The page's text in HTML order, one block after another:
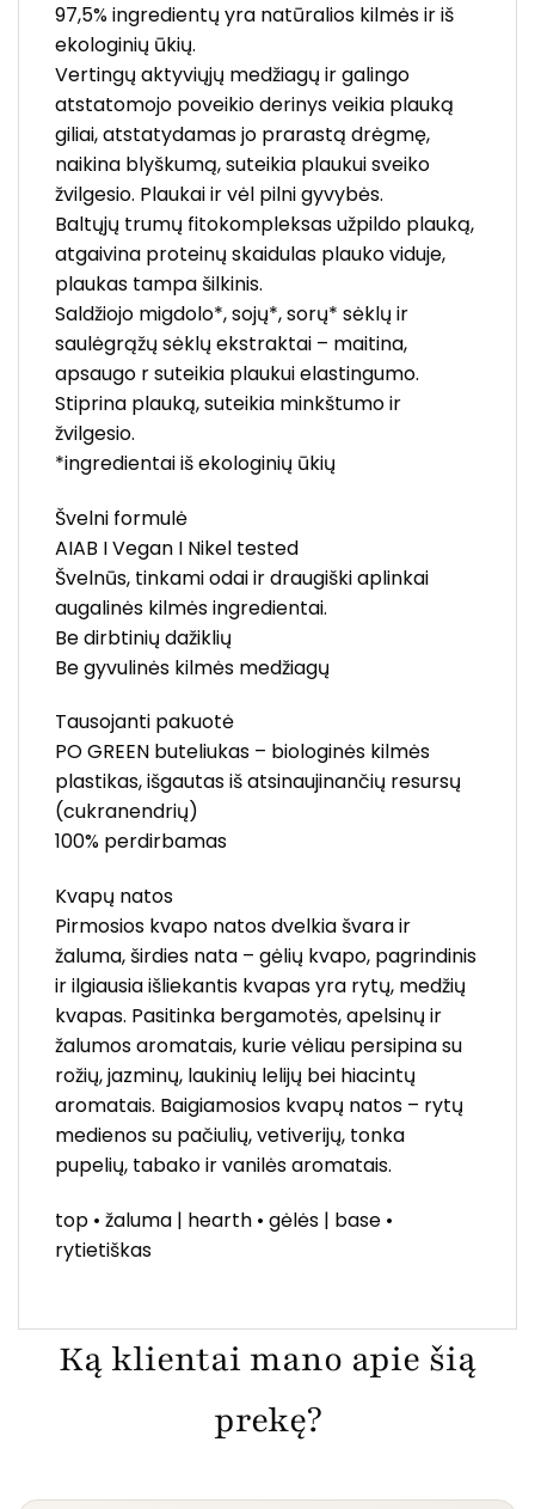
97,5% ingredientų yra natūralios kilmės ir iš
ekologinių ūkių.
Vertingų aktyviųjų medžiagų ir galingo
atstatomojo poveikio derinys veikia plauką
giliai, atstatydamas jo prarastą drėgmę,
naikina blyškumą, suteikia plaukui sveiko
žvilgesio. Plaukai ir vėl pilni gyvybės.
Baltųjų trumų fitokompleksas užpildo plauką,
atgaivina proteinų skaidulas plauko viduje,
plaukas tampa šilkinis.
Saldžiojo migdolo*, sojų*, sorų* sėklų ir
saulėgrąžų sėklų ekstraktai – maitina,
apsaugo r suteikia plaukui elastingumo.
Stiprina plauką, suteikia minkštumo ir
žvilgesio.
*ingredientai iš ekologinių ūkių
Švelni formulė
AIAB I Vegan I Nikel tested
Švelnūs, tinkami odai ir draugiški aplinkai
augalinės kilmės ingredientai.
Be dirbtinių dažiklių
Be gyvulinės kilmės medžiagų
Tausojanti pakuotė
PO GREEN buteliukas – biologinės kilmės
plastikas, išgautas iš atsinaujinančių resursų
(cukranendrių)
100% perdirbamas
Kvapų natos
Pirmosios kvapo natos dvelkia švara ir
žaluma, širdies nata – gėlių kvapo, pagrindinis
ir ilgiausia išliekantis kvapas yra rytų, medžių
kvapas. Pasitinka bergamotės, apelsinų ir
žalumos aromatais, kurie vėliau persipina su
rožių, jazminų, laukinių lelijų bei hiacintų
aromatais. Baigiamosios kvapų natos – rytų
medienos su pačiulių, vetiverijų, tonka
pupelių, tabako ir vanilės aromatais.
top • žaluma | hearth • gėlės | base •
rytietiškas
Ką klientai mano apie šią
prekę?